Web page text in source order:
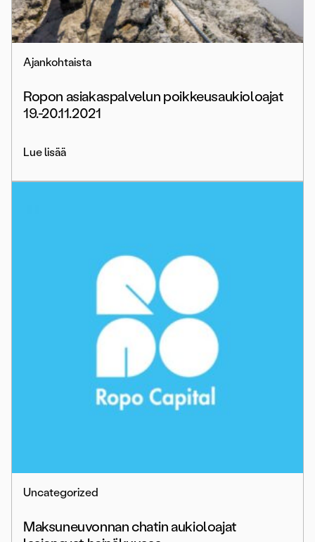
Ajankohtaista
Ropon asiakaspalvelun poikkeusaukioloajat
19.-20.11.2021
Lue lisää
Uncategorized
Maksuneuvonnan chatin aukioloajat